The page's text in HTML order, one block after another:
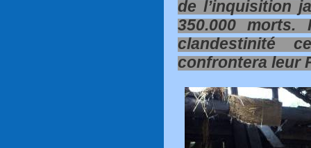
de l’inquisition
350.000
clandestinité
confrontera leur